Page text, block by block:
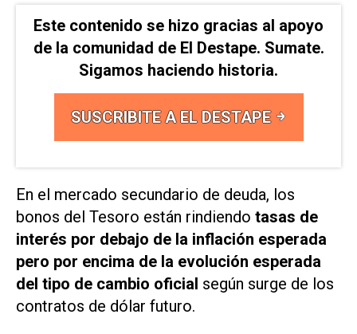
Este contenido se hizo gracias al apoyo
de la comunidad de El Destape. Sumate.
Sigamos haciendo historia.
SUSCRIBITE A EL DESTAPE
En el mercado secundario de deuda, los
bonos del Tesoro están rindiendo tasas de
interés por debajo de la inflación esperada
pero por encima de la evolución esperada
del tipo de cambio oficial según surge de los
contratos de dólar futuro.